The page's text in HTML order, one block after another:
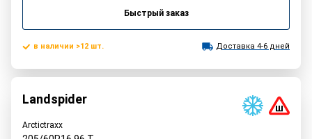
Быстрый заказ
в наличии >12 шт. Доставка 4-6 дней
Landspider
Arctictraxx